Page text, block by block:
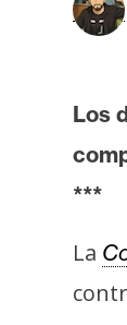
c
o
n
Los
***
La